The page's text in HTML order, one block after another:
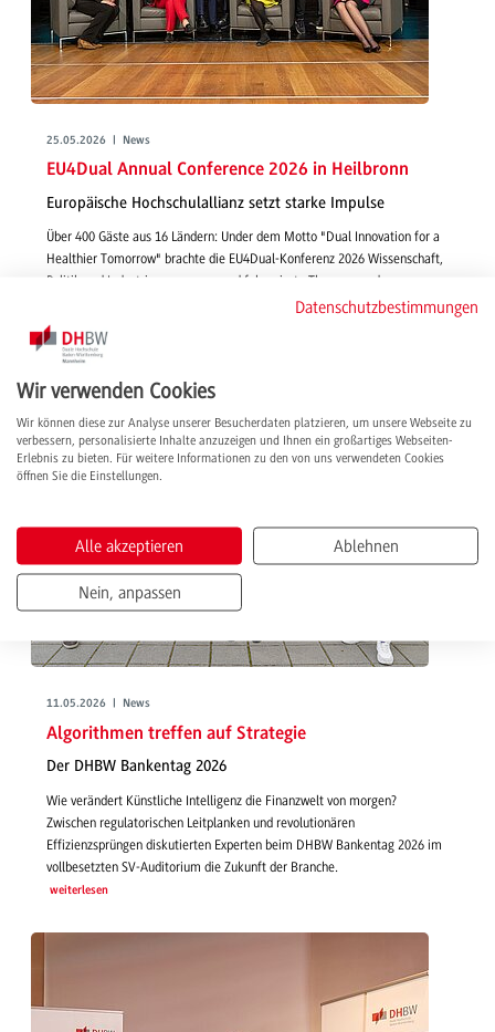
25.05.2026 | News
EU4Dual Annual Conference 2026 in Heilbronn
Europäische Hochschulallianz setzt starke Impulse
Über 400 Gäste aus 16 Ländern: Under dem Motto "Dual Innovation for a
Healthier Tomorrow" brachte die EU4Dual-Konferenz 2026 Wissenschaft,
Politik und Industrie zusammen und fokussierte Themen rund um
Gesundheit, Innovation und Zukunft der Arbeit.
weiterlesen
11.05.2026 | News
Algorithmen treffen auf Strategie
Der DHBW Bankentag 2026
Wie verändert Künstliche Intelligenz die Finanzwelt von morgen?
Zwischen regulatorischen Leitplanken und revolutionären
Effizienzsprüngen diskutierten Experten beim DHBW Bankentag 2026 im
vollbesetzten SV-Auditorium die Zukunft der Branche.
weiterlesen
Datenschutzbestimmungen
Wir verwenden Cookies
Wir können diese zur Analyse unserer Besucherdaten platzieren, um unsere Webseite zu
verbessern, personalisierte Inhalte anzuzeigen und Ihnen ein großartiges Webseiten-
Erlebnis zu bieten. Für weitere Informationen zu den von uns verwendeten Cookies
öffnen Sie die Einstellungen.
Alle akzeptieren Ablehnen
Nein, anpassen